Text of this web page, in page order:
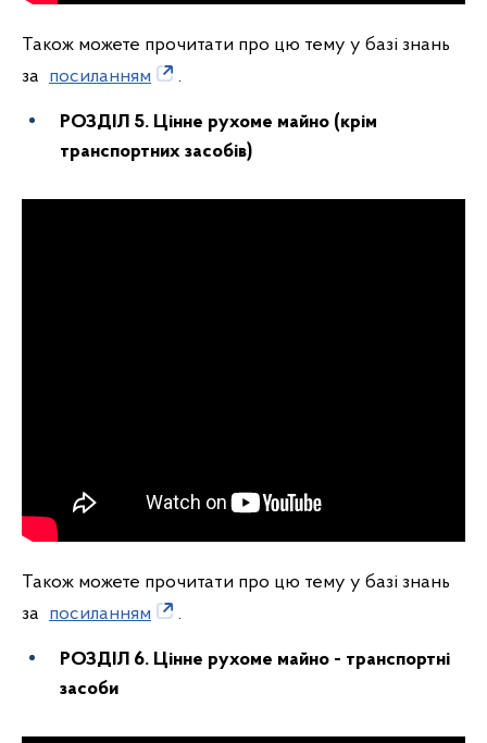
Також можете прочитати про цю тему у базі знань
за посиланням .
РОЗДІЛ 5. Цінне рухоме майно (крім
транспортних засобів)
Також можете прочитати про цю тему у базі знань
за посиланням .
РОЗДІЛ 6. Цінне рухоме майно - транспортні
засоби